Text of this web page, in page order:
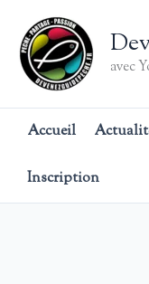
contenu
avec
Accueil
Inscription